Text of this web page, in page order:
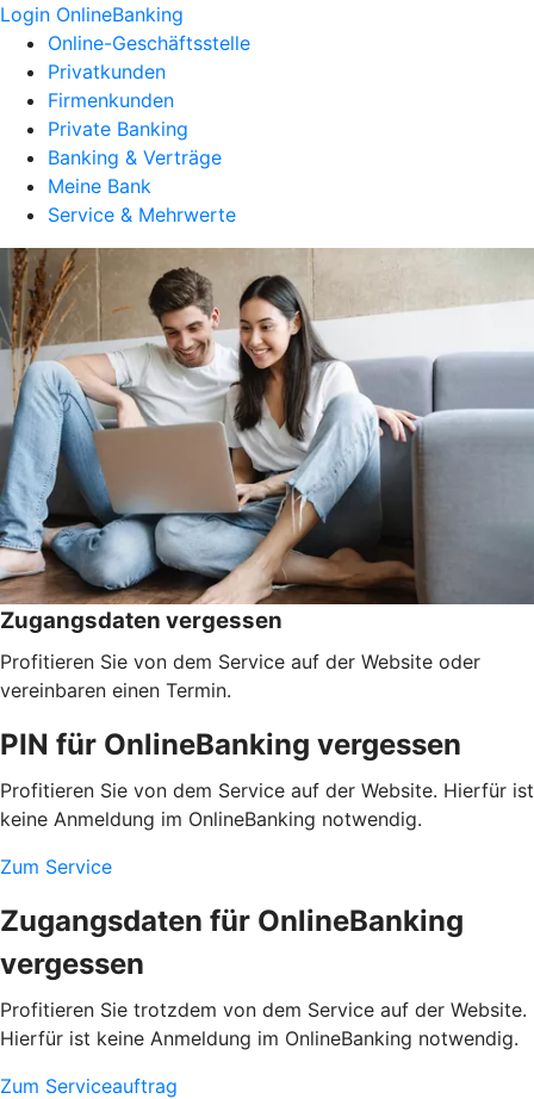
Login OnlineBanking
Online-Geschäftsstelle
Privatkunden
Firmenkunden
Private Banking
Banking & Verträge
Meine Bank
Service & Mehrwerte
Zugangsdaten vergessen
Profitieren Sie von dem Service auf der Website oder
vereinbaren einen Termin.
PIN für OnlineBanking vergessen
Profitieren Sie von dem Service auf der Website. Hierfür ist
keine Anmeldung im OnlineBanking notwendig.
Zum Service
Zugangsdaten für OnlineBanking
vergessen
Profitieren Sie trotzdem von dem Service auf der Website.
Hierfür ist keine Anmeldung im OnlineBanking notwendig.
Zum Serviceauftrag